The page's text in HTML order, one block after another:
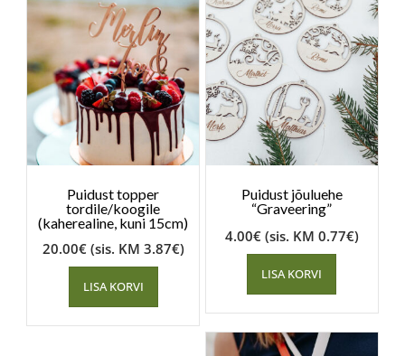
Puidust topper
tordile/koogile
(kaherealine, kuni 15cm)
20.00€ (sis. KM 3.87€)
LISA KORVI
Puidust jõuluehe
“Graveering”
4.00€ (sis. KM 0.77€)
LISA KORVI